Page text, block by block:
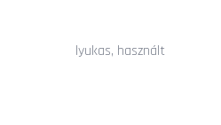
lyukas, használt